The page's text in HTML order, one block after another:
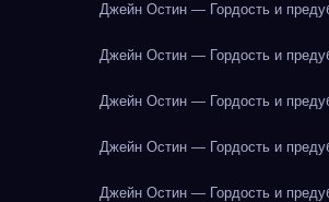
Джейн Остин — Гордость и
Джейн Остин — Гордость и
Джейн Остин — Гордость и
Джейн Остин — Гордость и
Джейн Остин — Гордость и